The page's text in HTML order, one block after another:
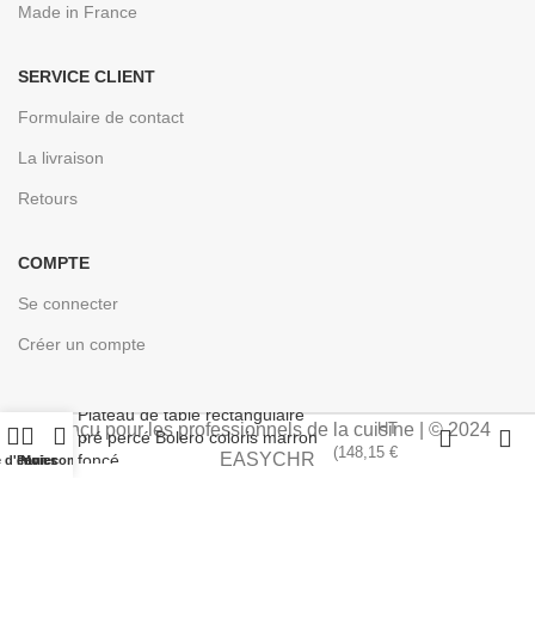
Made in France
SERVICE CLIENT
Formulaire de contact
La livraison
Retours
COMPTE
Se connecter
Créer un compte
Conçu pour les professionnels de la cuisine | © 2024
EASYCHR
d'envies
Panier
Mon compte
Plateau de table rectangulaire
pré percé Bolero coloris marron
foncé
HT
(148,15 €